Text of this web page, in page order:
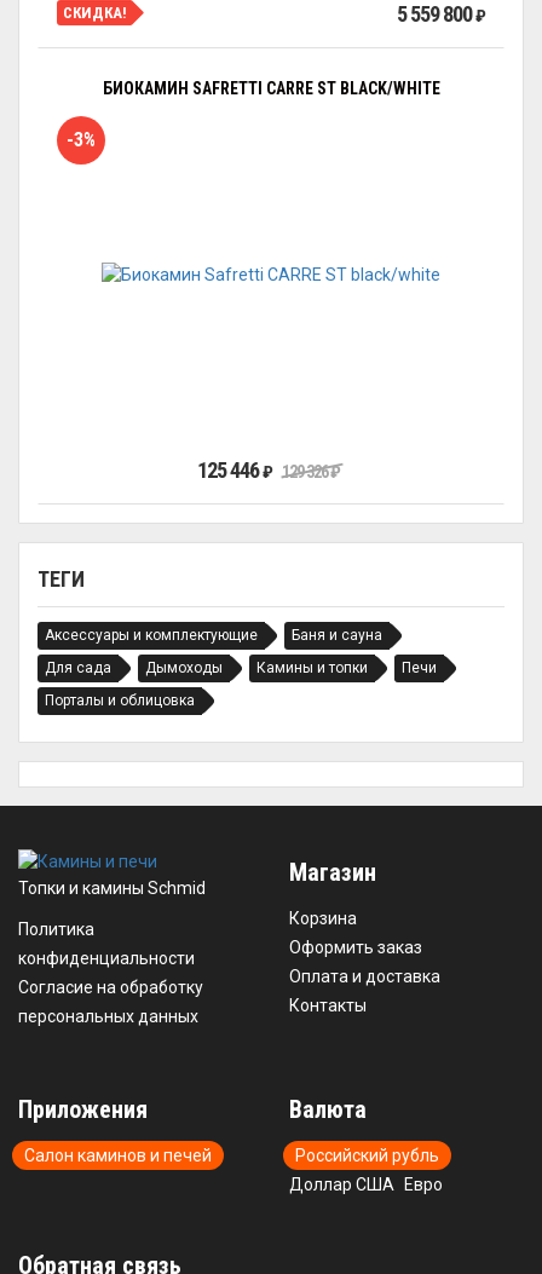
ТЕГИ
Аксессуары и комплектующие
Баня и сауна
Для сада
Дымоходы Камины и топки
Печи
Порталы и облицовка
СКИДКА! 5 559 800₽
БИОКАМИН SAFRETTI CARRE ST BLACK/WHITE
-3%
125 446₽ 129 326₽
Топки и камины Schmid
Политика
конфиденциальности
Согласие на обработку
персональных данных
Магазин
Корзина
Оформить заказ
Оплата и доставка
Контакты
Приложения
Салон каминов и печей
Валюта
Российский рубль
Доллар США
Евро
Обратная связь